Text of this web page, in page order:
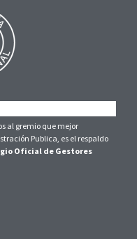
al gremio que mejor
Publica, es el respaldo
Oficial de Gestores